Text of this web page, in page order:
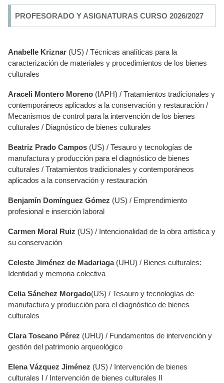
PROFESORADO Y ASIGNATURAS CURSO 2026/2027
Anabelle Kriznar (US) / Técnicas analíticas para la
caracterización de materiales y procedimientos de los bienes
culturales
Araceli Montero Moreno (IAPH) / Tratamientos tradicionales y
contemporáneos aplicados a la conservación y restauración /
Mecanismos de control para la intervención de los bienes
culturales / Diagnóstico de bienes culturales
Beatriz Prado Campos (US) / Tesauro y tecnologías de
manufactura y producción para el diagnóstico de bienes
culturales / Tratamientos tradicionales y contemporáneos
aplicados a la conservación y restauración
Benjamín Domínguez Gómez (US) / Emprendimiento
profesional e inserción laboral
Carmen Moral Ruiz (US) / Intencionalidad de la obra artística y
su conservación
Celeste Jiménez de Madariaga (UHU) / Bienes culturales:
Identidad y memoria colectiva
Celia Sánchez Morgado(US) / Tesauro y tecnologías de
manufactura y producción para el diagnóstico de bienes
culturales
Clara Toscano Pérez (UHU) / Fundamentos de intervención y
gestión del patrimonio arqueológico
Elena Vázquez Jiménez (US) / Intervención de bienes
culturales I / Intervención de bienes culturales II